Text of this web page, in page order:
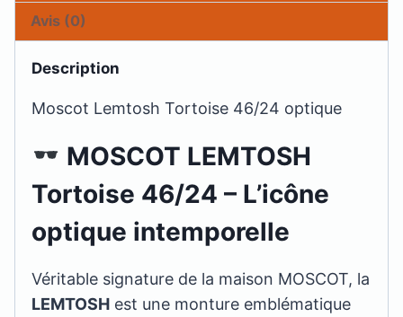
Avis (0)
Description
Moscot Lemtosh Tortoise 46/24 optique
MOSCOT LEMTOSH
Tortoise 46/24 – L’icône
optique intemporelle
Véritable signature de la maison MOSCOT, la
LEMTOSH est une monture emblématique